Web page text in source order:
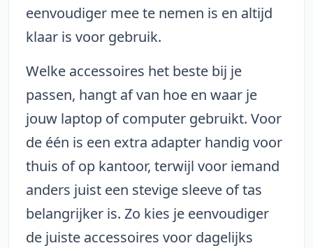
eenvoudiger mee te nemen is en altijd
klaar is voor gebruik.
Welke accessoires het beste bij je
passen, hangt af van hoe en waar je
jouw laptop of computer gebruikt. Voor
de één is een extra adapter handig voor
thuis of op kantoor, terwijl voor iemand
anders juist een stevige sleeve of tas
belangrijker is. Zo kies je eenvoudiger
de juiste accessoires voor dagelijks